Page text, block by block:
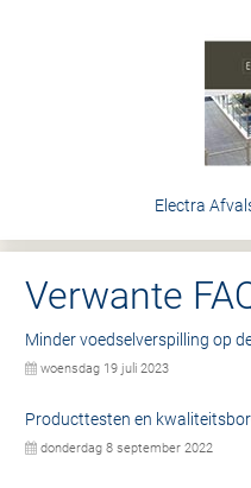
Electra
Verwante
Minder voedselverspilling op
woensdag 19 juli 2023
Producttesten en
donderdag 8 september 2022